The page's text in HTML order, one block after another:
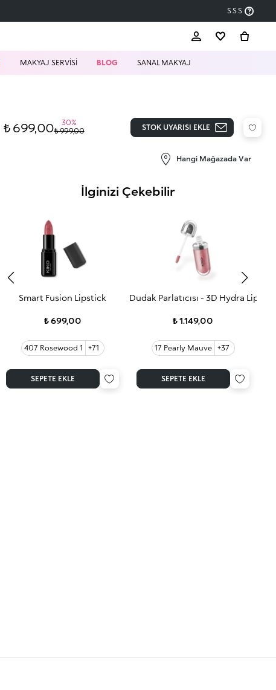
SSS
MAKYAJ SERVİSİ BLOG SANAL MAKYAJ
₺ 699,00
30%
₺ 999,00
STOK UYARISI EKLE
Hangi Mağazada Var
İlginizi Çekebilir
Smart Fusion Lipstick
₺ 699,00
407 Rosewood 1 +71
SEPETE EKLE
Dudak Parlatıcısı - 3D Hydra Lip
₺ 1.149,00
17 Pearly Mauve +37
SEPETE EKLE